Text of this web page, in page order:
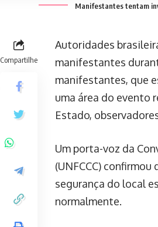
Manifestantes tentam
Compartilhe
Autoridades
manifestantes
manifestantes, que
uma área do evento
Estado,
Um porta-voz da
(UNFCCC)
segurança do local
normalmente.